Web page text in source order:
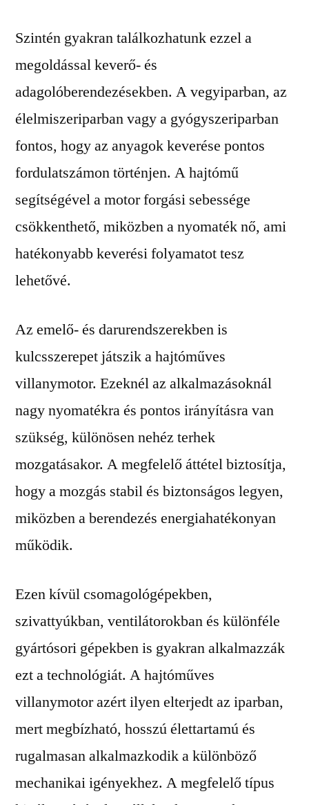
Szintén gyakran találkozhatunk ezzel a
megoldással keverő- és
adagolóberendezésekben. A vegyiparban, az
élelmiszeriparban vagy a gyógyszeriparban
fontos, hogy az anyagok keverése pontos
fordulatszámon történjen. A hajtómű
segítségével a motor forgási sebessége
csökkenthető, miközben a nyomaték nő, ami
hatékonyabb keverési folyamatot tesz
lehetővé.
Az emelő- és darurendszerekben is
kulcsszerepet játszik a hajtóműves
villanymotor. Ezeknél az alkalmazásoknál
nagy nyomatékra és pontos irányításra van
szükség, különösen nehéz terhek
mozgatásakor. A megfelelő áttétel biztosítja,
hogy a mozgás stabil és biztonságos legyen,
miközben a berendezés energiahatékonyan
működik.
Ezen kívül csomagológépekben,
szivattyúkban, ventilátorokban és különféle
gyártósori gépekben is gyakran alkalmazzák
ezt a technológiát. A hajtóműves
villanymotor azért ilyen elterjedt az iparban,
mert megbízható, hosszú élettartamú és
rugalmasan alkalmazkodik a különböző
mechanikai igényekhez. A megfelelő típus